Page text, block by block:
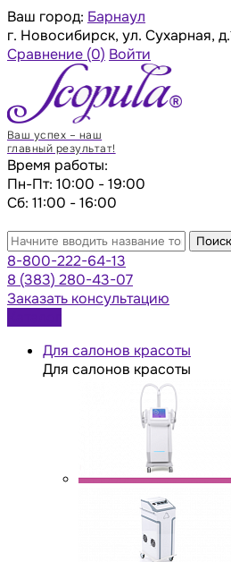
Ваш город: Барнаул
г. Новосибирск, ул. Сухарная,
Сравнение (0) Войти
Ваш успех – наш
главный результат!
Время работы:
Пн-Пт: 10:00 - 19:00
Сб: 11:00 - 16:00
Поиск
8-800-222-64-13
8 (383) 280-43-07
Заказать консультацию
Для салонов красоты
Для салонов красоты